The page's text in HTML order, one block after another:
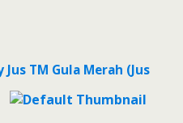
TM Gula Merah (Jus